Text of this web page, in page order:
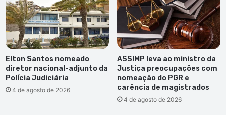
Elton Santos nomeado
diretor nacional-adjunto da
Polícia Judiciária
4 de agosto de 2026
ASSIMP leva ao ministro da
Justiça preocupações com
nomeação do PGR e
carência de magistrados
4 de agosto de 2026